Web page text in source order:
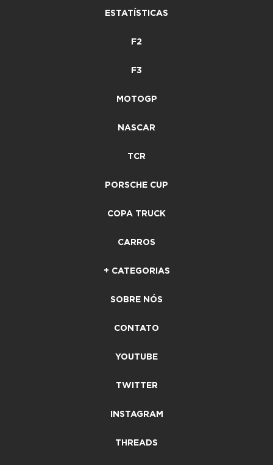
ESTATÍSTICAS
F2
F3
MOTOGP
NASCAR
TCR
PORSCHE CUP
COPA TRUCK
CARROS
+ CATEGORIAS
SOBRE NÓS
CONTATO
YOUTUBE
TWITTER
INSTAGRAM
THREADS